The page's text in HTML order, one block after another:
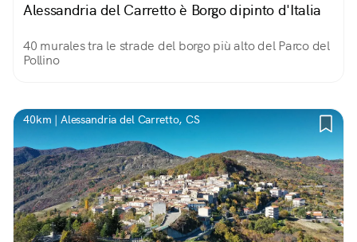
Alessandria del Carretto è Borgo dipinto d'Italia
40 murales tra le strade del borgo più alto del Parco del
Pollino
40km | Alessandria del Carretto, CS